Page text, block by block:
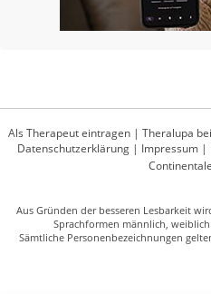
Als Therapeut eintragen | Theralupa
Datenschutzerklärung| Impressum|
Continentale
Aus Gründen der besseren Lesbarkeit
Sprachformen männlich,
Sämtliche Personenbezeichnungen